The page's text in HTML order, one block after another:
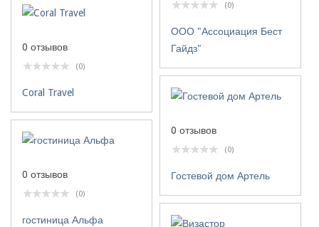
(0)
ООО "Ассоциация Бест
Гайдз"
0 отзывов
(0)
Coral Travel
0 отзывов
(0)
Гостевой дом Артель
0 отзывов
(0)
гостиница Альфа